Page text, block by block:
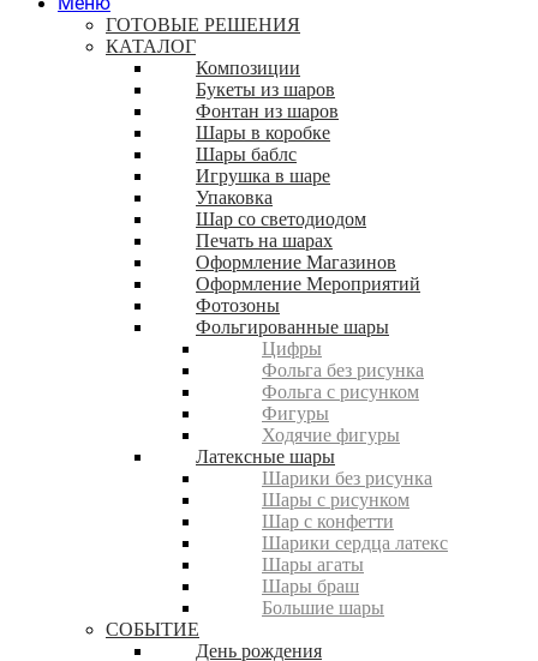
ГОТОВЫЕ РЕШЕНИЯ
КАТАЛОГ
Композиции
Букеты из шаров
Фонтан из шаров
Шары в коробке
Шары баблс
Игрушка в шаре
Упаковка
Шар со светодиодом
Печать на шарах
Оформление Магазинов
Оформление Мероприятий
Фотозоны
Фольгированные шары
Цифры
Фольга без рисунка
Фольга с рисунком
Фигуры
Ходячие фигуры
Латексные шары
Шарики без рисунка
Шары с рисунком
Шар с конфетти
Шарики сердца латекс
Шары агаты
Шары браш
Большие шары
СОБЫТИЕ
День рождения